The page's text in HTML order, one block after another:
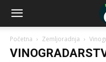
Početna Zemljoradnja